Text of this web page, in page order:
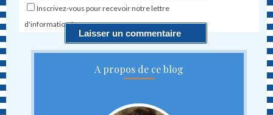
Inscrivez-vous pour recevoir notre lettre
d'information !
A propos de ce blog